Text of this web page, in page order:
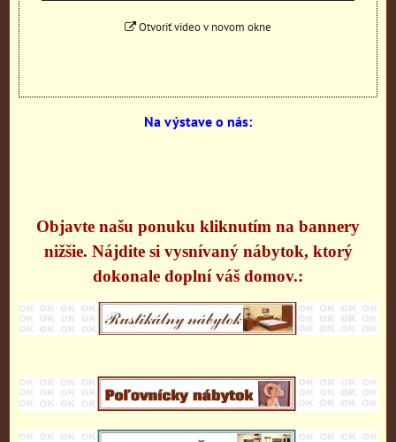
Otvoriť video v novom okne
Na výstave o nás:
Objavte našu ponuku kliknutím na bannery
nižšie. Nájdite si vysnívaný nábytok, ktorý
dokonale doplní váš domov.: